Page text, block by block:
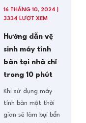
16 THÁNG 10, 2024 |
3334 LƯỢT XEM
Hướng dẫn vệ
sinh máy tính
bàn tại nhà chỉ
trong 10 phút
Khi sử dụng máy
tính bàn một thời
gian sẽ làm bụi bẩn